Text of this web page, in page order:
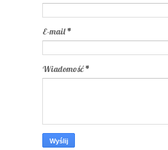
E-mail*
Wiadomość*